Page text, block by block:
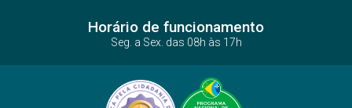
Horário de funcionamento
Seg. a Sex. das 08h às 17h